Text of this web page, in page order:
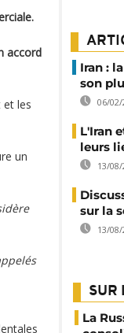
accord
et les
un
Iran :
son
06/02/
L'Iran
leurs
13/
sur la
13/
SUR
La